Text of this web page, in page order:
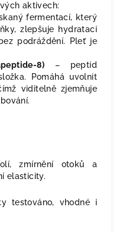
aktivech:
fermentací, který
zlepšuje hydrataci
podráždění. Pleť je
– peptid
Pomáhá uvolnit
viditelně zjemňuje
zmírnění otoků a
elasticity.
testováno, vhodné i